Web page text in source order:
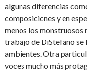
algunas diferencias
composiciones y en
menos los monstruosos
trabajo de DiStefano se
ambientes. Otra
voces mucho más